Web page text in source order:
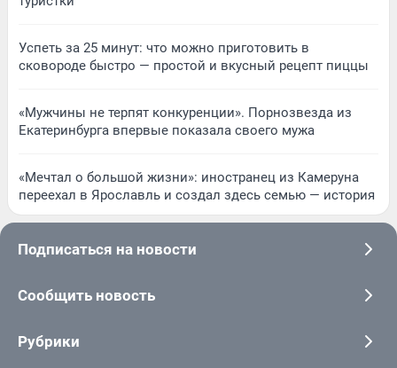
Успеть за 25 минут: что можно приготовить в
сковороде быстро — простой и вкусный рецепт пиццы
«Мужчины не терпят конкуренции». Порнозвезда из
Екатеринбурга впервые показала своего мужа
«Мечтал о большой жизни»: иностранец из Камеруна
переехал в Ярославль и создал здесь семью — история
Подписаться на новости
Сообщить новость
Рубрики